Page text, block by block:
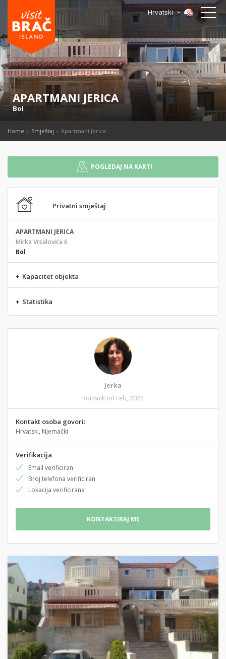
Hrvatski
APARTMANI JERICA
Bol
Home Smještaj Apartmani Jerica
POGLEDAJ NA KARTI
Privatni smještaj
APARTMANI JERICA
Mirka Vrsalovića 6
Bol
+ Kapacitet objekta
+ Statistika
Jerka
Korisnik od Feb, 2022
Kontakt osoba govori:
Hrvatski, Njemački
Verifikacija
Email verificiran
Broj telefona verificiran
Lokacija verificirana
KONTAKTIRAJ ME